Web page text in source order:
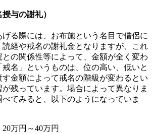
与の謝礼）
げる際には、お布施という名目で僧侶に
経や戒名の謝礼金となりますが、これ
の関係性等によって、金額が全く変わ
名」というものは、位の高い、低いと
金額によって戒名の階級が変わるとい
残っています。場合によって異なりま
てみると、以下のようになっていま
20万円～40万円